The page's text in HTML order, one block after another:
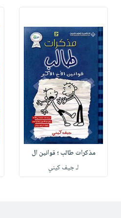
مذكرات طالب ؛ قوانين ال
لـ جيف كيني